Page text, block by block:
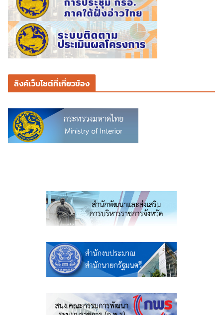
ลิงค์เว็บไซต์ที่เกี่ยวข้อง